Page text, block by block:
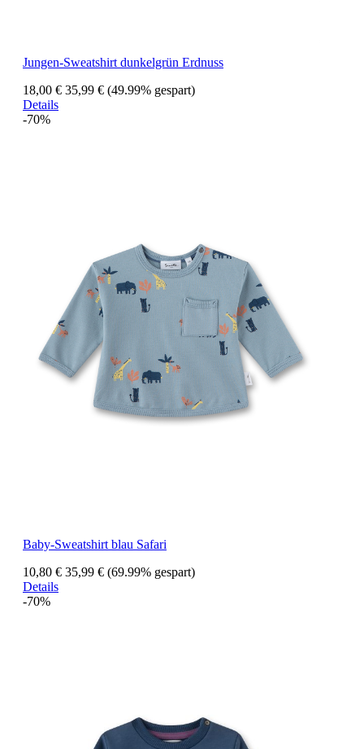
Jungen-Sweatshirt dunkelgrün Erdnuss
18,00 € 35,99 € (49.99% gespart)
Details
-70%
Baby-Sweatshirt blau Safari
10,80 € 35,99 € (69.99% gespart)
Details
-70%